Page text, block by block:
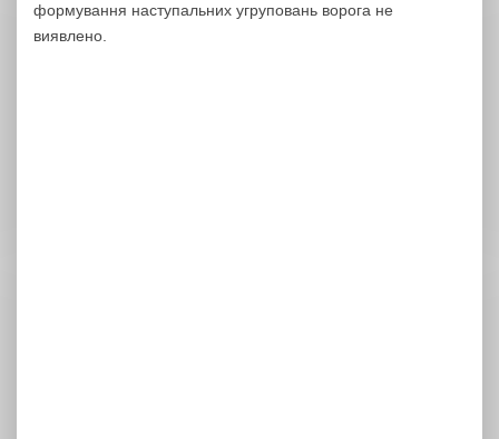
формування наступальних угруповань ворога не
виявлено.